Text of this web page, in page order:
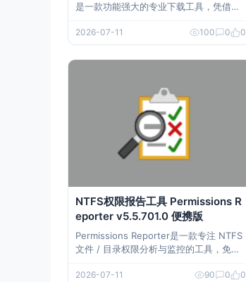
是一款功能强大的专业下载工具，凭借多
提升下载速度，支持视频捕捉、批量下
载、定时任务等实用功能，兼容主流浏览
器，操作简洁高效，满足各类文件下载需
2026-07-11 100 0 0
NTFS权限报告工具 Permissions R
eporter v5.5.701.0 便携版
Permissions Reporter是一款专注 NTFS
文件 / 目录权限分析与监控的工具，免安
限分析、组织权限扫描、关键权限变更监
2026-07-11 90 0 0